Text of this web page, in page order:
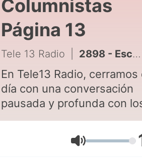
Columnistas
Página 13
Tele 13 Radio 2898 - Escobar y Valdivieso por la mega reforma en los ojos de la población y SEA da luz verde a primer data center
En Tele13 Radio, cerramos
día con una conversación
pausada y profunda con
analistas más destacados
nuestro país y la
de Iván Valenzuela.
Volume